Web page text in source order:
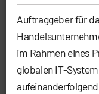
Auftraggeber für
im Rahmen eines
globalen IT-